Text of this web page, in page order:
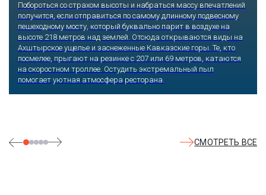
Побороться со страхом высоты и набраться массу впечатлений
получится, если отправиться по самому длинному подвесному
пешеходному мосту, который буквально парит в воздухе на
высоте 218 метров над землей. Отсюда открываются виды на
Ахштырское ущелье и заснеженные Кавказские горы. Те, кто
посмелее, прыгают на резинке с 207 или 69 метров, катаются
на скоростном троллее. Остудить экстремальный пыл
помогает уютная атмосфера ресторана.
СМОТРЕТЬ ВСЕ